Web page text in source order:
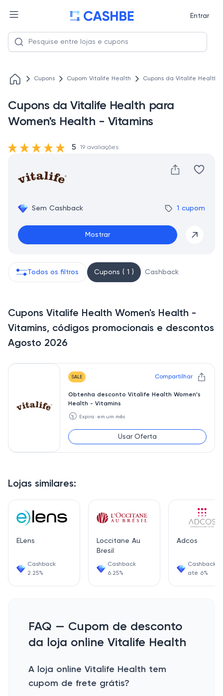
Entrar
Cupons Cupom Vitalife Health Cupons da Vitalife Health
Cupons da Vitalife Health para
Women's Health - Vitamins
Sem Cashback 1 cupom
Mostrar
5 19 avaliações
Lojas similares:
ELens
Cashback
2.25%
Loccitane Au
Bresil
Cashback
6.25%
Adcos
Cashback
até 6%
Todos os filtros Cupons ( 1 ) Cashback
Cupons Vitalife Health Women's Health -
Vitamins, códigos promocionais e descontos
Agosto 2026
SALE Compartilhar
Obtenha desconto Vitalife Health Women's
Health - Vitamins
🕥 Expira: em um mês
Usar Oferta
FAQ — Cupom de desconto
da loja online Vitalife Health
A loja online Vitalife Health tem
cupom de frete grátis?